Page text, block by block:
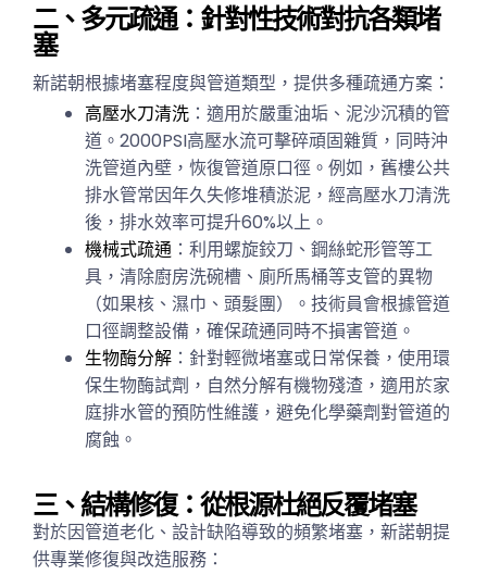
二、多元疏通：針對性技術對抗各類堵
塞
新諾朝根據堵塞程度與管道類型，提供多種疏通方案：
高壓水刀清洗 ：適用於嚴重油垢、泥沙沉積的管
道。2000PSI高壓水流可擊碎頑固雜質，同時沖
洗管道內壁，恢復管道原口徑。例如，舊樓公共
排水管常因年久失修堆積淤泥，經高壓水刀清洗
後，排水效率可提升60%以上。
機械式疏通 ：利用螺旋鉸刀、鋼絲蛇形管等工
具，清除廚房洗碗槽、廁所馬桶等支管的異物
（如果核、濕巾、頭髮團）。技術員會根據管道
口徑調整設備，確保疏通同時不損害管道。
生物酶分解 ：針對輕微堵塞或日常保養，使用環
保生物酶試劑，自然分解有機物殘渣，適用於家
庭排水管的預防性維護，避免化學藥劑對管道的
腐蝕。
三、結構修復：從根源杜絕反覆堵塞
對於因管道老化、設計缺陷導致的頻繁堵塞，新諾朝提
供專業修復與改造服務：